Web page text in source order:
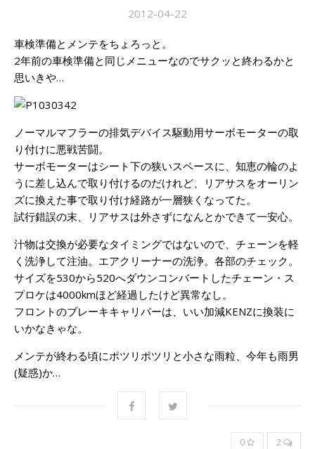
2012-04-22
車検準備とメンテをちょろっと。
2年前の車検準備と同じメニューなのでサクッと終わるかと
思いきや…
ノーマルマフラーの排気デバイス駆動用サーボモーターの取
り付けに悪戦苦闘。
サーボモーターはシート下の狭いスペースに、知恵の輪のよ
うに差し込んで取り付けるのだけれど、リアサスをオーリン
ズに換えた事で取り付け経路が一層狭くなってた。
試行錯誤の末、リアサスは外さずになんとかできて一安心。
汁物は交換が必要なタイミングではないので、チェーンを軽
く洗浄して注油。エアクリーナーの洗浄。各部のチェック。
サイズを530から520へダウンコンバートしたチェーン・ス
プロケは4000kmほど経過したけど異常なし。
フロントのブレーキキャリパーは、いい加減KENZに換装に
いかなきゃな。
メンテが終わる頃にポツリポツリと小さな雨粒、今年も雨男
(疑惑)か…
0 2